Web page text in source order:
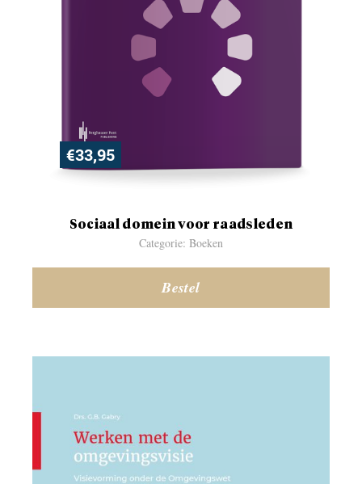
€33,95
Sociaal domein voor raadsleden
Categorie: Boeken
Bestel